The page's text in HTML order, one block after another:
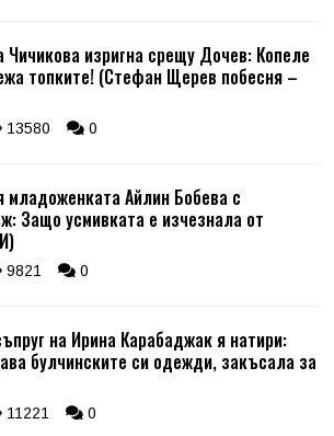
изригна срещу Дочев: Копеле
топките! (Стефан Щерев побесня –
13580 0
Айлин Бобева с
Защо усмивката е изчезнала от
9821 0
на Ирина Карабаджак я натири:
булчинските си одежди, закъсала за
11221 0